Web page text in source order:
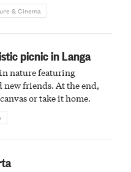
& Cinema
picnic in Langa
nature featuring
friends. At the end,
or take it home.